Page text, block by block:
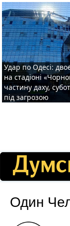
Удар по Одесі:
на стадіоні
частину даху,
під загрозою
Один